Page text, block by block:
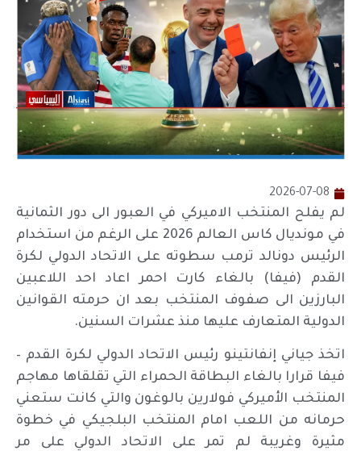
2026-07-08
لم يفلح المنتخب الاميركي في العبور الى دور الثمانية
في مونديال كاس العالم 2026 على الرغم من استخدام
الرئيس دونالد ترمب سطوته على الاتحاد الدولي لكرة
القدم (فيفا) بالغاء كارت احمر اعاد احد اللاعبين
البارزين الى صفوف المنتخب بعد ان حرمته القوانين
الدولية المتعارف عليها منذ عشرات السنين.
اتخذ جياني إنفانتينو رئيس الاتحاد الدولي لكرة القدم –
فيفا قرارا بالغاء البطاقة الحمراء التي تقلقاها مهاجم
المنتخب الأميركي فولارين بالوغون والتي كانت ستعني
حرمانه من اللعب امام المنتخب البلجيكي في خطوة
مثيرة وغريبة لم تمر على الاتحاد الدولي على مر